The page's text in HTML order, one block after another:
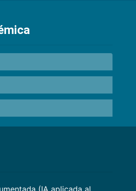
(IA aplicada al